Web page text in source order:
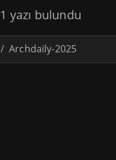
yazı bulundu
Archdaily-2025